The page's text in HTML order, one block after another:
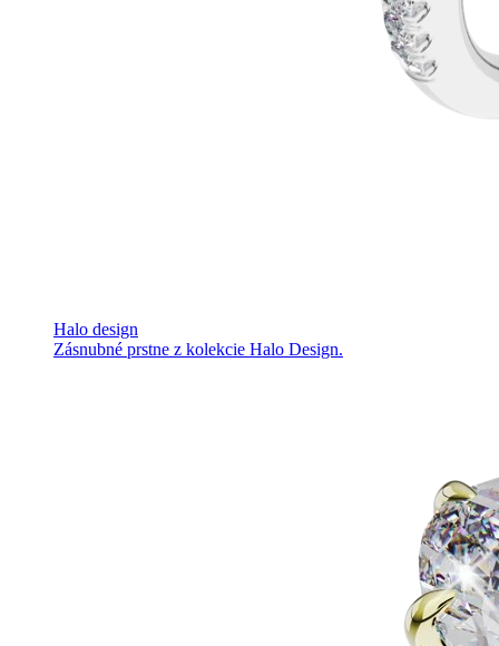
Halo design
Zásnubné prstne z kolekcie Halo Design.